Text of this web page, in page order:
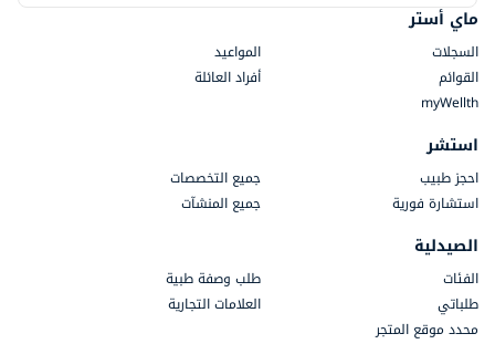
ماي أستر
السجلات
المواعيد
القوائم
أفراد العائلة
myWellth
استشر
احجز طبيب
جميع التخصصات
استشارة فورية
جميع المنشآت
الصيدلية
الفئات
طلب وصفة طبية
طلباتي
العلامات التجارية
محدد موقع المتجر